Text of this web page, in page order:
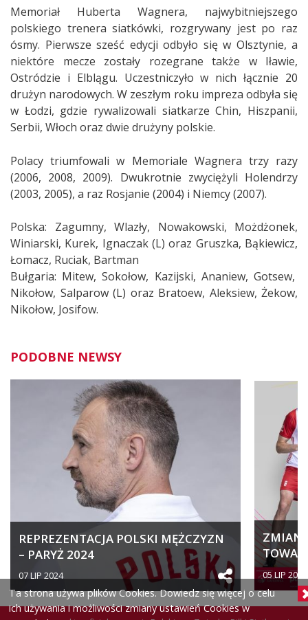
Ta strona używa plików Cookies. Dowiedz się więcej o celu
ich używania i możliwości zmiany ustawień Cookies w
Memoriał Huberta Wagnera, najwybitniejszego
polskiego trenera siatkówki, rozgrywany jest po raz
ósmy. Pierwsze sześć edycji odbyło się w Olsztynie, a
niektóre mecze zostały rozegrane także w Iławie,
Ostródzie i Elblągu. Uczestniczyło w nich łącznie 20
drużyn narodowych. W zeszłym roku impreza odbyła się
w Łodzi, gdzie rywalizowali siatkarze Chin, Hiszpanii,
Serbii, Włoch oraz dwie drużyny polskie.
Polacy triumfowali w Memoriale Wagnera trzy razy
(2006, 2008, 2009). Dwukrotnie zwyciężyli Holendrzy
(2003, 2005), a raz Rosjanie (2004) i Niemcy (2007).
Polska: Zagumny, Wlazły, Nowakowski, Możdżonek,
Winiarski, Kurek, Ignaczak (L) oraz Gruszka, Bąkiewicz,
Łomacz, Ruciak, Bartman
Bułgaria: Mitew, Sokołow, Kazijski, Ananiew, Gotsew,
Nikołow, Salparow (L) oraz Bratoew, Aleksiew, Żekow,
Nikołow, Josifow.
PODOBNE NEWSY
REPREZENTACJA POLSKI MĘŻCZYZN
– PARYŻ 2024
07 LIP 2024 05 LIP 2024